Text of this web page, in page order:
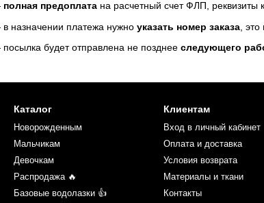
полная предоплата на расчетный счет ФЛП,
назначении платежа нужноуказать номер заказа ,
будет отправлена не позднееследующего
Каталог
Новорожденным
Мальчикам
Девочкам
Распродажа 🔥
Базовые водолазки 👍
Клиентам
Вход в личный кабинет
Оплата и доставка
Условия возврата
Материалы и ткани
Контакты